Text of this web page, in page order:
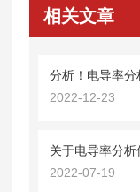
相关文章
分析！电导率
2022-12-23
关于电导率分
2022-07-19